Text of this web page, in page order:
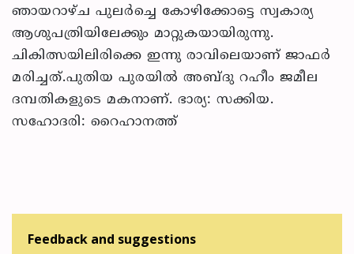
ഞായറാഴ്ച പുലര്‍ച്ചെ കോഴിക്കോട്ടെ സ്വകാര്യ
ആശുപത്രിയിലേക്കും മാറ്റുകയായിരുന്നു.
ചികിത്സയിലിരിക്കെ ഇന്നു രാവിലെയാണ് ജാഫര്‍
മരിച്ചത്.പുതിയ പുരയില്‍ അബ്ദു റഹീം ജമീല
ദമ്പതികളുടെ മകനാണ്. ഭാര്യ: സക്കിയ.
സഹോദരി: റൈഹാനത്ത്
Feedback and suggestions